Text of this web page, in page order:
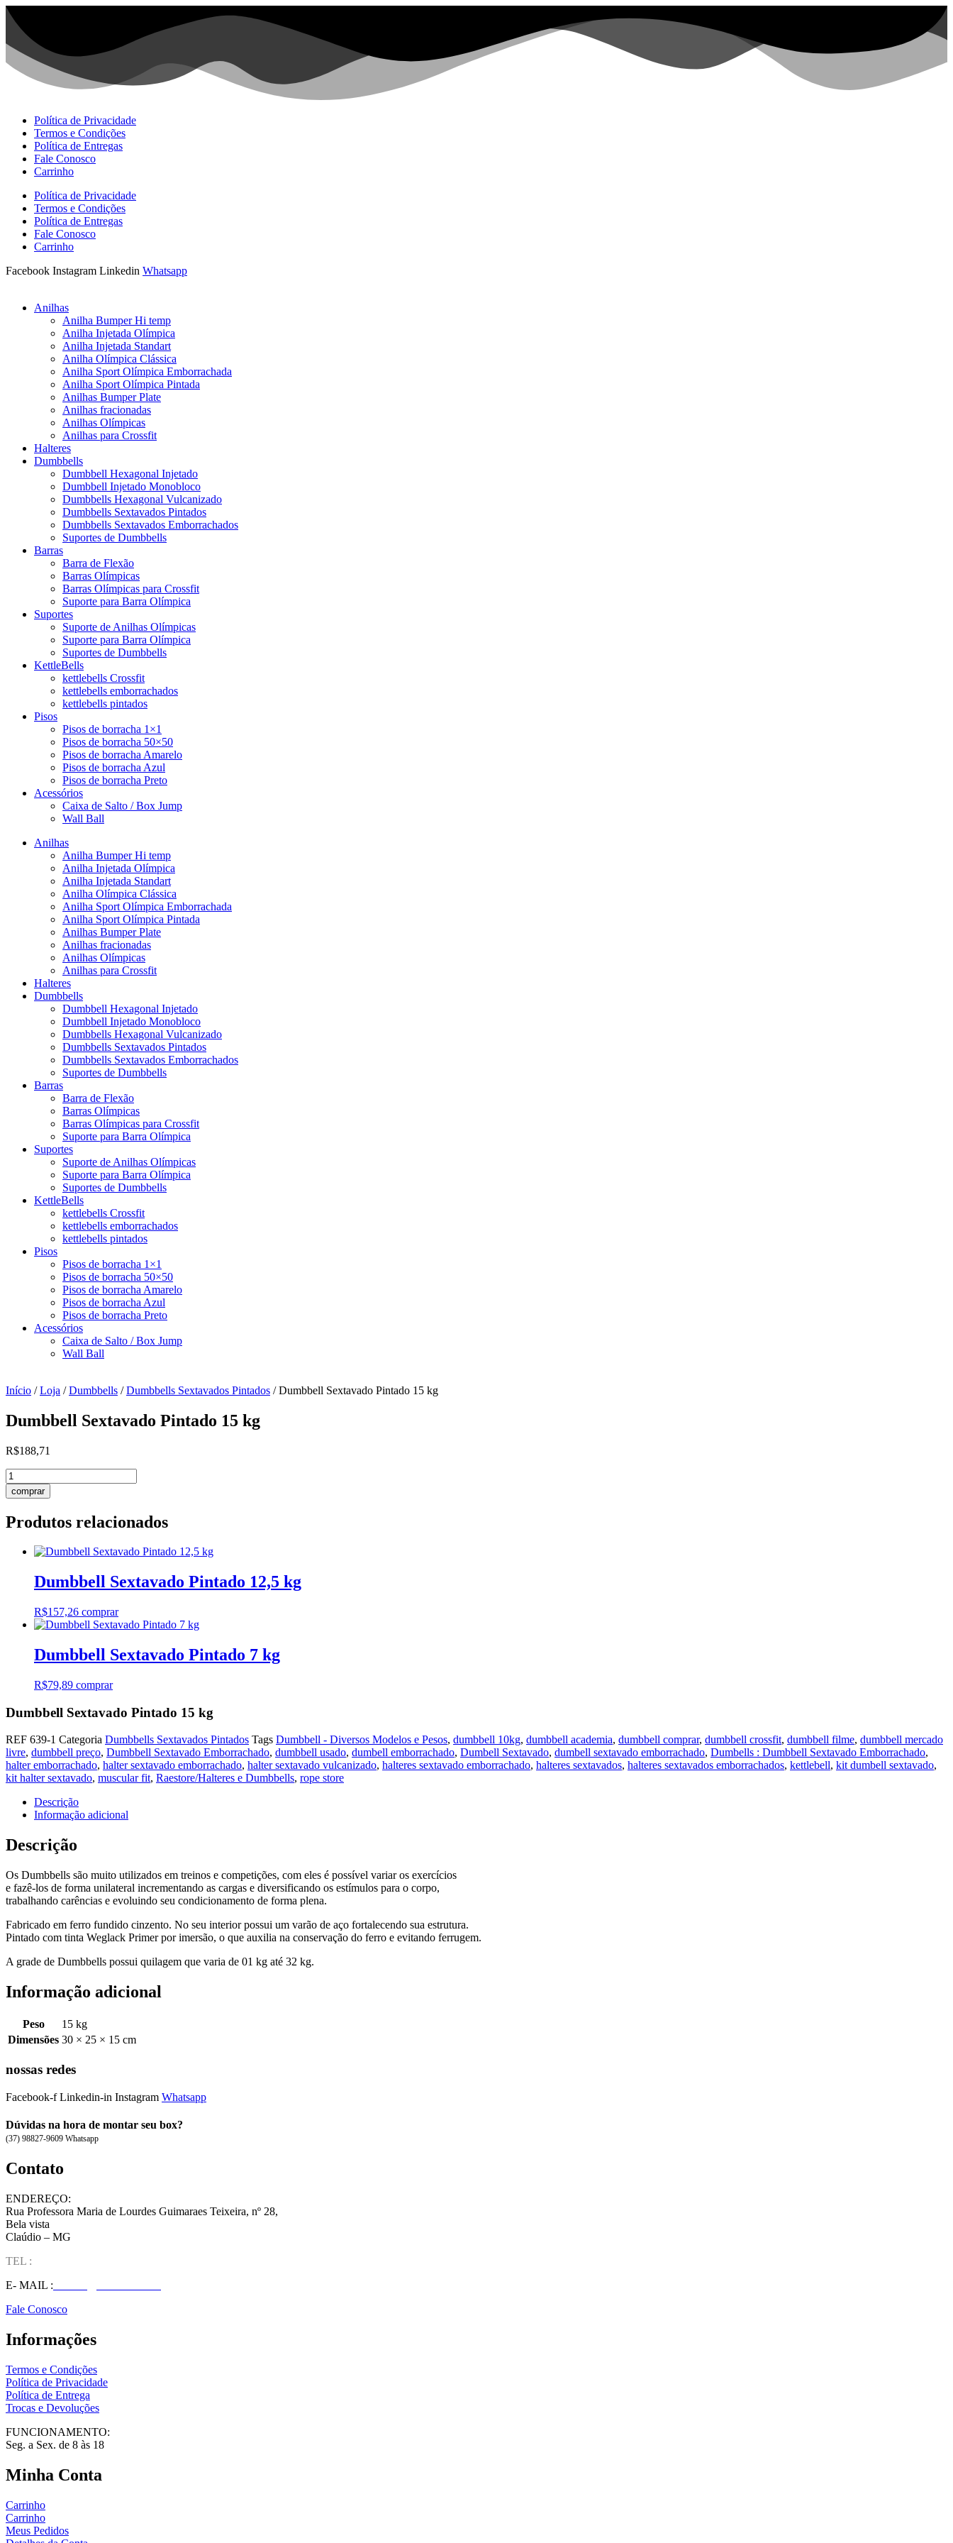
Ir
para
conteúdo
Política de Privacidade
Termos e Condições
Política de Entregas
Fale Conosco
Carrinho
Política de Privacidade
Termos e Condições
Política de Entregas
Fale Conosco
Carrinho
Facebook Instagram Linkedin Whatsapp
Anilhas
Anilha Bumper Hi temp
Anilha Injetada Olímpica
Anilha Injetada Standart
Anilha Olímpica Clássica
Anilha Sport Olímpica Emborrachada
Anilha Sport Olímpica Pintada
Anilhas Bumper Plate
Anilhas fracionadas
Anilhas Olímpicas
Anilhas para Crossfit
Halteres
Dumbbells
Dumbbell Hexagonal Injetado
Dumbbell Injetado Monobloco
Dumbbells Hexagonal Vulcanizado
Dumbbells Sextavados Pintados
Dumbbells Sextavados Emborrachados
Suportes de Dumbbells
Barras
Barra de Flexão
Barras Olímpicas
Barras Olímpicas para Crossfit
Suporte para Barra Olímpica
Suportes
Suporte de Anilhas Olímpicas
Suporte para Barra Olímpica
Suportes de Dumbbells
KettleBells
kettlebells Crossfit
kettlebells emborrachados
kettlebells pintados
Pisos
Pisos de borracha 1×1
Pisos de borracha 50×50
Pisos de borracha Amarelo
Pisos de borracha Azul
Pisos de borracha Preto
Acessórios
Caixa de Salto / Box Jump
Wall Ball
Anilhas
Anilha Bumper Hi temp
Anilha Injetada Olímpica
Anilha Injetada Standart
Anilha Olímpica Clássica
Anilha Sport Olímpica Emborrachada
Anilha Sport Olímpica Pintada
Anilhas Bumper Plate
Anilhas fracionadas
Anilhas Olímpicas
Anilhas para Crossfit
Halteres
Dumbbells
Dumbbell Hexagonal Injetado
Dumbbell Injetado Monobloco
Dumbbells Hexagonal Vulcanizado
Dumbbells Sextavados Pintados
Dumbbells Sextavados Emborrachados
Suportes de Dumbbells
Barras
Barra de Flexão
Barras Olímpicas
Barras Olímpicas para Crossfit
Suporte para Barra Olímpica
Suportes
Suporte de Anilhas Olímpicas
Suporte para Barra Olímpica
Suportes de Dumbbells
KettleBells
kettlebells Crossfit
kettlebells emborrachados
kettlebells pintados
Pisos
Pisos de borracha 1×1
Pisos de borracha 50×50
Pisos de borracha Amarelo
Pisos de borracha Azul
Pisos de borracha Preto
Acessórios
Caixa de Salto / Box Jump
Wall Ball
Início /Loja /Dumbbells /Dumbbells Sextavados Pintados / Dumbbell Sextavado Pintado 15 kg
Dumbbell Sextavado Pintado 15 kg
R$188,71
Dumbbell
Sextavado
Pintado
kg
comprar
Produtos relacionados
Dumbbell Sextavado Pintado 12,5 kg
R$157,26 comprar
Dumbbell Sextavado Pintado 7 kg
R$79,89 comprar
Dumbbell Sextavado Pintado 15 kg
REF 639-1 Categoria Dumbbells Sextavados Pintados Tags Dumbbell - Diversos Modelos e Pesos, dumbbell 10kg, dumbbell academia, dumbbell comprar, dumbbell crossfit, dumbbell filme, dumbbell mercado
livre, dumbbell preço, Dumbbell Sextavado Emborrachado, dumbbell usado, dumbell emborrachado, Dumbell Sextavado, dumbell sextavado emborrachado, Dumbells : Dumbbell Sextavado Emborrachado,
halter emborrachado, halter sextavado emborrachado, halter sextavado vulcanizado, halteres sextavado emborrachado, halteres sextavados, halteres sextavados emborrachados, kettlebell, kit dumbell sextavado,
kit halter sextavado, muscular fit, Raestore/Halteres e Dumbbells, rope store
Descrição
Informação adicional
Descrição
Os Dumbbells são muito utilizados em treinos e competições, com eles é possível variar os exercícios
e fazê-los de forma unilateral incrementando as cargas e diversificando os estímulos para o corpo,
trabalhando carências e evoluindo seu condicionamento de forma plena.
Fabricado em ferro fundido cinzento. No seu interior possui um varão de aço fortalecendo sua estrutura.
Pintado com tinta Weglack Primer por imersão, o que auxilia na conservação do ferro e evitando ferrugem.
A grade de Dumbbells possui quilagem que varia de 01 kg até 32 kg.
Informação adicional
Peso
15 kg
Dimensões 30 × 25 × 15 cm
nossas redes
Facebook-f Linkedin-in Instagram Whatsapp
Dúvidas na hora de montar seu box?
(37) 98827-9609 Whatsapp
Contato
ENDEREÇO:
Rua Professora Maria de Lourdes Guimaraes Teixeira, nº 28,
Bela vista
Claúdio – MG
TEL :
E- MAIL :
Fale Conosco
Informações
Termos e Condições
Política de Privacidade
Política de Entrega
Trocas e Devoluções
FUNCIONAMENTO:
Seg. a Sex. de 8 às 18
Minha Conta
Carrinho
Carrinho
Meus Pedidos